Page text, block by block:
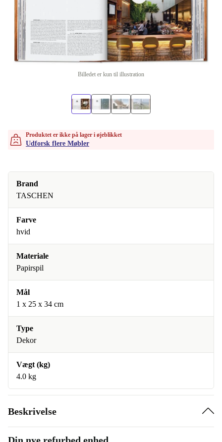
Billedet er kun til illustration
Produktet er ikke på lager i øjeblikket
Udforsk flere Møbler
Brand
TASCHEN
Farve
hvid
Materiale
Papirspil
Mål
1 x 25 x 34 cm
Type
Dekor
Vægt (kg)
4.0 kg
Beskrivelse